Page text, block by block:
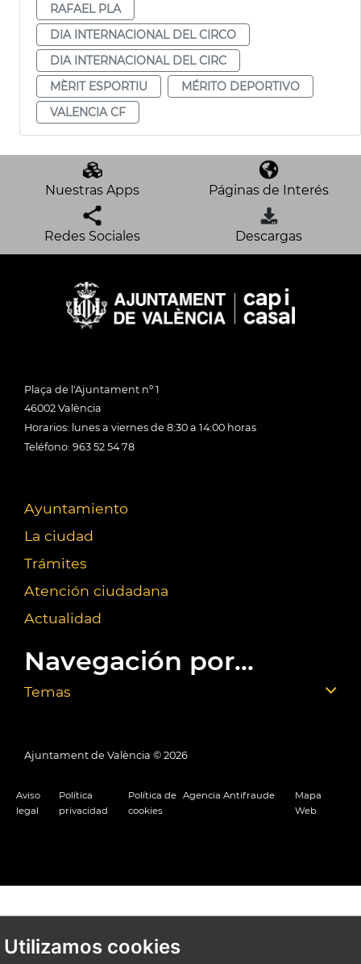
Utilizamos cookies
RAFAEL PLA
DIA INTERNACIONAL DEL CIRCO
DIA INTERNACIONAL DEL CIRC
MÈRIT ESPORTIU
MÉRITO DEPORTIVO
VALENCIA CF
Nuestras Apps Páginas de Interés
Redes Sociales Descargas
Plaça de l'Ajuntament nº 1
46002 València
Horarios: lunes a viernes de 8:30 a 14:00 horas
Teléfono: 963 52 54 78
Ayuntamiento
La ciudad
Trámites
Atención ciudadana
Actualidad
Navegación por...
Temas
Ajuntament de València © 2026
Aviso
legal
Política
privacidad
Política de
cookies
Agencia Antifraude
Mapa
Web